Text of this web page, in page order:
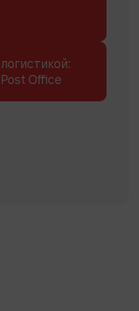
Post Office